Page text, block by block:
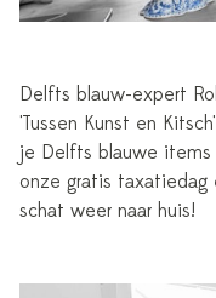
Delfts blauw-expert
'Tussen Kunst en
je Delfts blauwe
onze gratis
schat weer naar huis!